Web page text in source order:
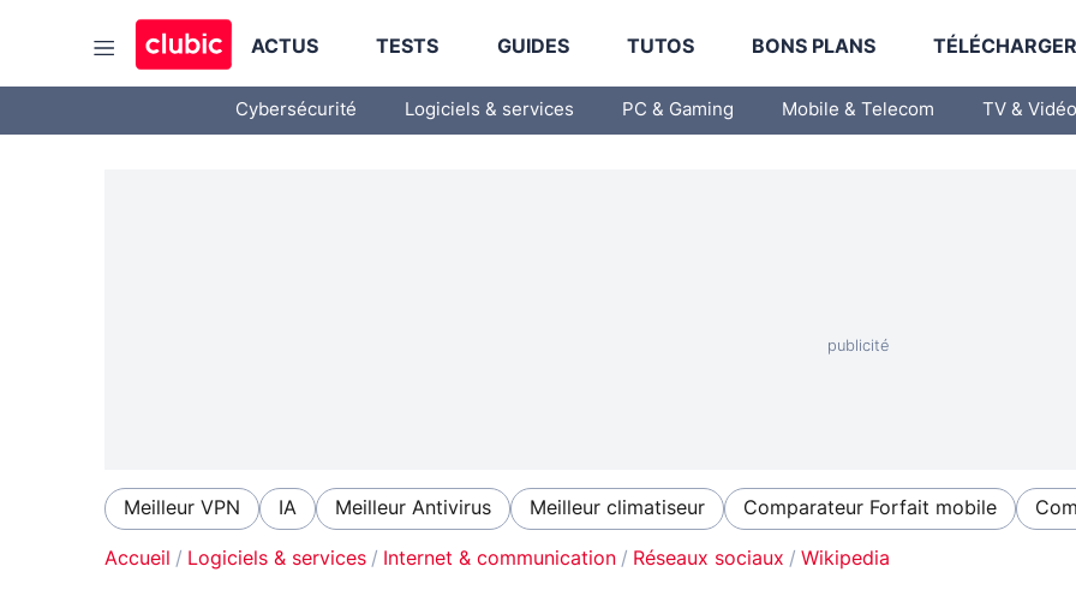
ACTUS TESTS GUIDES TUTOS BONS PLANS
Cybersécurité Logiciels & services PC & Gaming Mobile & Telecom TV & Vidéo
Meilleur VPN IA Meilleur Antivirus Meilleur climatiseur Comparateur Forfait mobile
Accueil Logiciels & services Internet & communication Réseaux sociaux Wikipedia